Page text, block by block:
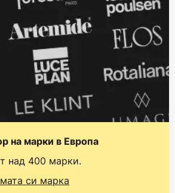
на марки в Европа
над 400 марки.
си марка